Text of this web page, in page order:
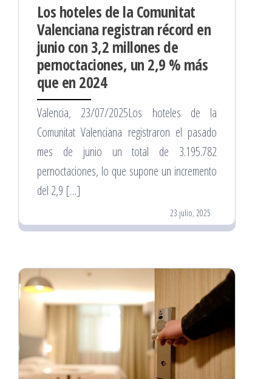
Los hoteles de la Comunitat
Valenciana registran récord en
junio con 3,2 millones de
pernoctaciones, un 2,9 % más
que en 2024
Valencia, 23/07/2025Los hoteles de la
Comunitat Valenciana registraron el pasado
mes de junio un total de 3.195.782
pernoctaciones, lo que supone un incremento
del 2,9 […]
23 julio, 2025